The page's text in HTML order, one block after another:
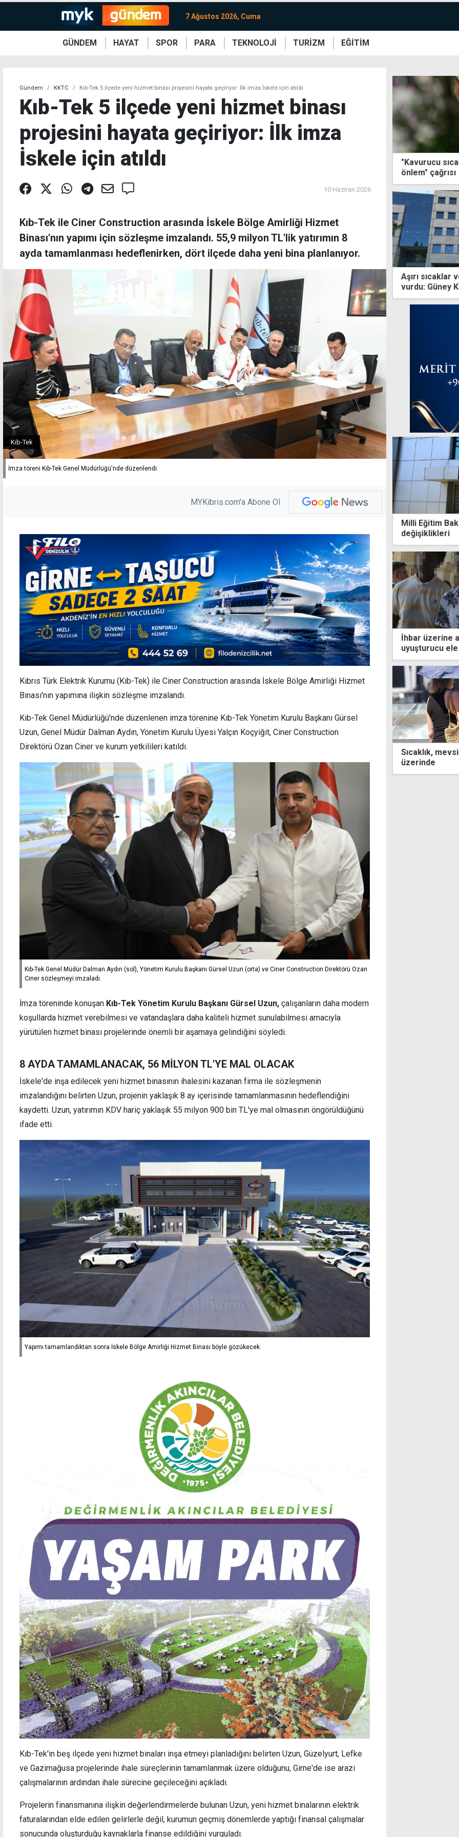
7 Ağustos 2026, Cuma
GÜNDEM HAYAT SPOR PARA TEKNOLOJİ TURİZM EĞİTİM
Gündem KKTC Kıb-Tek 5 ilçede yeni hizmet binası projesini hayata geçiriyor: İlk imza İskele için atıldı
Kıb-Tek 5 ilçede yeni hizmet binası
projesini hayata geçiriyor: İlk imza
İskele için atıldı
10 Haziran 2026
Kıb-Tek ile Ciner Construction arasında İskele Bölge Amirliği Hizmet
Binası'nın yapımı için sözleşme imzalandı. 55,9 milyon TL'lik yatırımın 8
ayda tamamlanması hedeflenirken, dört ilçede daha yeni bina planlanıyor.
İmza töreni Kıb-Tek Genel Müdürlüğü'nde düzenlendi.
Kıb-Tek
MYKibris.com'a Abone Ol
Kıbrıs Türk Elektrik Kurumu (Kıb-Tek) ile Ciner Construction arasında İskele Bölge Amirliği Hizmet
Binası'nın yapımına ilişkin sözleşme imzalandı.
Kıb-Tek Genel Müdürlüğü'nde düzenlenen imza törenine Kıb-Tek Yönetim Kurulu Başkanı Gürsel
Uzun, Genel Müdür Dalman Aydın, Yönetim Kurulu Üyesi Yalçın Koçyiğit, Ciner Construction
Direktörü Ozan Ciner ve kurum yetkilileri katıldı.
Kıb-Tek Genel Müdür Dalman Aydın (sol), Yönetim Kurulu Başkanı Gürsel Uzun (orta) ve Ciner Construction Direktörü Ozan
Ciner sözleşmeyi imzaladı.
İmza töreninde konuşan Kıb-Tek Yönetim Kurulu Başkanı Gürsel Uzun, çalışanların daha modern
koşullarda hizmet verebilmesi ve vatandaşlara daha kaliteli hizmet sunulabilmesi amacıyla
yürütülen hizmet binası projelerinde önemli bir aşamaya gelindiğini söyledi.
8 AYDA TAMAMLANACAK, 56 MİLYON TL'YE MAL OLACAK
İskele'de inşa edilecek yeni hizmet binasının ihalesini kazanan firma ile sözleşmenin
imzalandığını belirten Uzun, projenin yaklaşık 8 ay içerisinde tamamlanmasının hedeflendiğini
kaydetti. Uzun, yatırımın KDV hariç yaklaşık 55 milyon 900 bin TL'ye mal olmasının öngörüldüğünü
ifade etti.
Yapımı tamamlandıktan sonra İskele Bölge Amirliği Hizmet Binası böyle gözükecek.
Kıb-Tek'in beş ilçede yeni hizmet binaları inşa etmeyi planladığını belirten Uzun, Güzelyurt, Lefke
ve Gazimağusa projelerinde ihale süreçlerinin tamamlanmak üzere olduğunu, Girne'de ise arazi
çalışmalarının ardından ihale sürecine geçileceğini açıkladı.
Projelerin finansmanına ilişkin değerlendirmelerde bulunan Uzun, yeni hizmet binalarının elektrik
faturalarından elde edilen gelirlerle değil, kurumun geçmiş dönemlerde yaptığı finansal çalışmalar
sonucunda oluşturduğu kaynaklarla finanse edildiğini vurguladı.
"Kavurucu
önlem" çağrısı
Aşırı
vurdu: Güney
karşı karşıya
Milli Eğitim
değişiklikleri
İhbar üzerine
uyuşturucu
218 adet yeşil reçeteli hap ele geçirildi
üzerinde
KKTC'nin ismi
Kıbrıs Türk